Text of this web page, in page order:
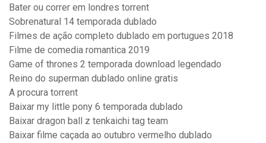
Bater ou correr em londres torrent
Sobrenatural 14 temporada dublado
Filmes de ação completo dublado em portugues 2018
Filme de comedia romantica 2019
Game of thrones 2 temporada download legendado
Reino do superman dublado online gratis
A procura torrent
Baixar my little pony 6 temporada dublado
Baixar dragon ball z tenkaichi tag team
Baixar filme caçada ao outubro vermelho dublado